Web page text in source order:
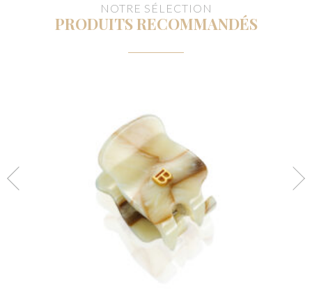
NOTRE SÉLECTION
PRODUITS RECOMMANDÉS